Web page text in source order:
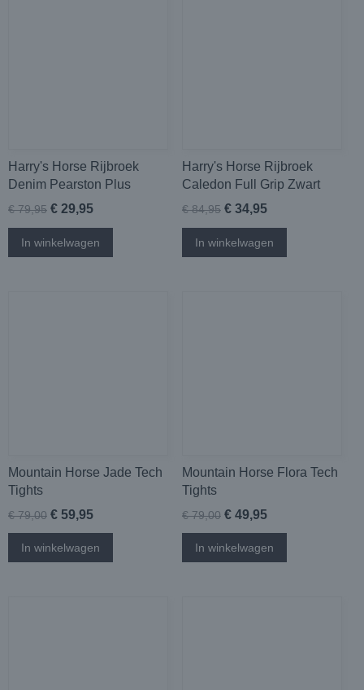
Harry's Horse Rijbroek
Denim Pearston Plus
€ 79,95 € 29,95
In winkelwagen
Harry's Horse Rijbroek
Caledon Full Grip Zwart
€ 84,95 € 34,95
In winkelwagen
Mountain Horse Jade Tech
Tights
€ 79,00 € 59,95
In winkelwagen
Mountain Horse Flora Tech
Tights
€ 79,00 € 49,95
In winkelwagen